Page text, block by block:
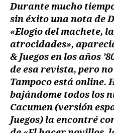
Durante mucho
sin éxito una nota de
«Elogio del machete,
atrocidades»,
& Juegos en los años
de esa revista, pero
Tampoco está online.
bajándome todos los
Cacumen (versión
Juegos) la encontré